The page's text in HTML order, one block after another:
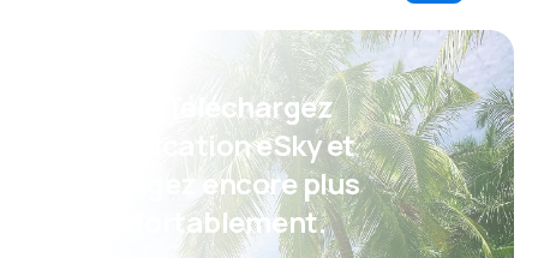
Psst ! Téléchargez
l'application eSky et
voyagez encore plus
confortablement.